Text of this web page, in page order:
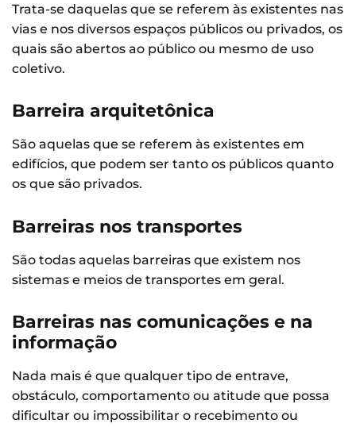
Trata-se daquelas que se referem às existentes nas
vias e nos diversos espaços públicos ou privados, os
quais são abertos ao público ou mesmo de uso
coletivo.
Barreira arquitetônica
São aquelas que se referem às existentes em
edifícios, que podem ser tanto os públicos quanto
os que são privados.
Barreiras nos transportes
São todas aquelas barreiras que existem nos
sistemas e meios de transportes em geral.
Barreiras nas comunicações e na
informação
Nada mais é que qualquer tipo de entrave,
obstáculo, comportamento ou atitude que possa
dificultar ou impossibilitar o recebimento ou